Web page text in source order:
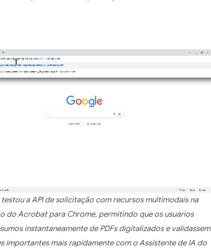
a API de solicitação com recursos multimodais na
do Acrobat para Chrome, permitindo que os usuários
instantaneamente de PDFs digitalizados e validassem
importantes mais rapidamente com o Assistente de IA do